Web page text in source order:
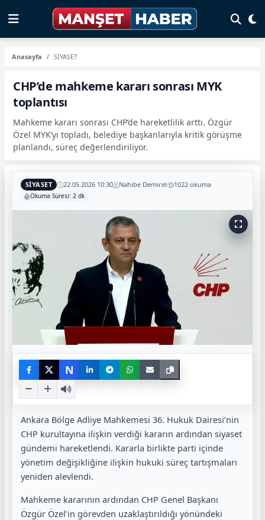
Anasayfa SİYASET
CHP’de mahkeme kararı sonrası MYK
toplantısı
Mahkeme kararı sonrası CHP’de hareketlilik arttı. Özgür
Özel MYK’yı topladı, belediye başkanlarıyla kritik görüşme
planlandı, süreç değerlendiriliyor.
SİYASET 22.05.2026 10:30 Nahibe Demirel 1022 okuma
Okuma Süresi: 2 dk
N
Ankara Bölge Adliye Mahkemesi 36. Hukuk Dairesi’nin
CHP kurultayına ilişkin verdiği kararın ardından siyaset
gündemi hareketlendi. Kararla birlikte parti içinde
yönetim değişikliğine ilişkin hukuki süreç tartışmaları
yeniden alevlendi.
Mahkeme kararının ardından CHP Genel Başkanı
Özgür Özel’in görevden uzaklaştırıldığı yönündeki